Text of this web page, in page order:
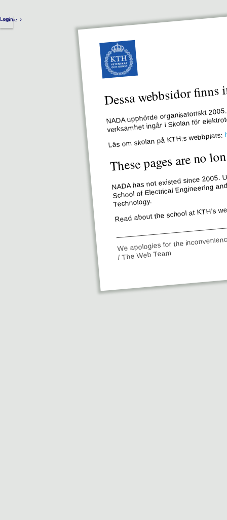
kth.se
Login
Dessa webbsidor
NADA upphörde organisatoriskt
verksamhet ingår i Skolan för
Läs om skolan på KTH:s webbplats:
These pages are no
NADA has not existed since
School of Electrical Engineering
Technology.
Read about the school at KTH’s
We apologies for the
/ The Web Team